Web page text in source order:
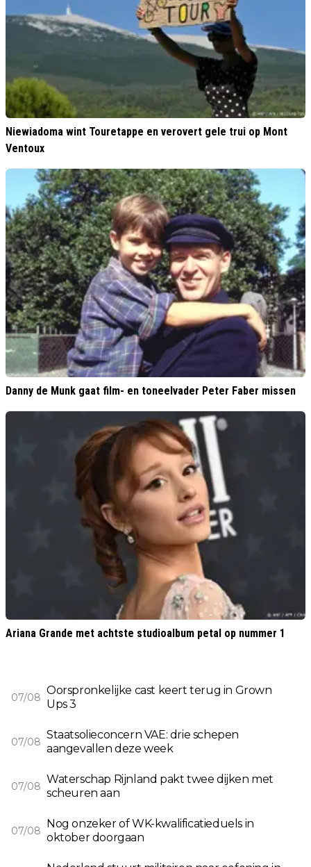
Niewiadoma wint Touretappe en verovert gele trui op Mont
Ventoux
Danny de Munk gaat film- en toneelvader Peter Faber missen
Ariana Grande met achtste studioalbum petal op nummer 1
07/08
Oorspronkelijke cast keert terug in Grown
Ups 3
07/08
Staatsolieconcern VAE: drie schepen
aangevallen deze week
07/08
Waterschap Rijnland pakt twee dijken met
scheuren aan
07/08
Nog onzeker of WK-kwalificatieduels in
oktober doorgaan